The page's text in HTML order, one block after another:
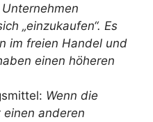
„einzukaufen“. Es
im freien Handel und
einen höheren
Wenn die
anderen